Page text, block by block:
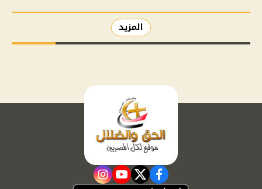
المزيد
facebook
twitter
youtube
instagram